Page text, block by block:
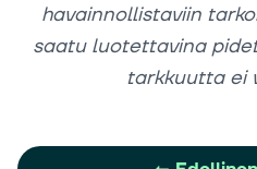
havainnollistaviin
saatu luotettavina
tarkkuutta ei